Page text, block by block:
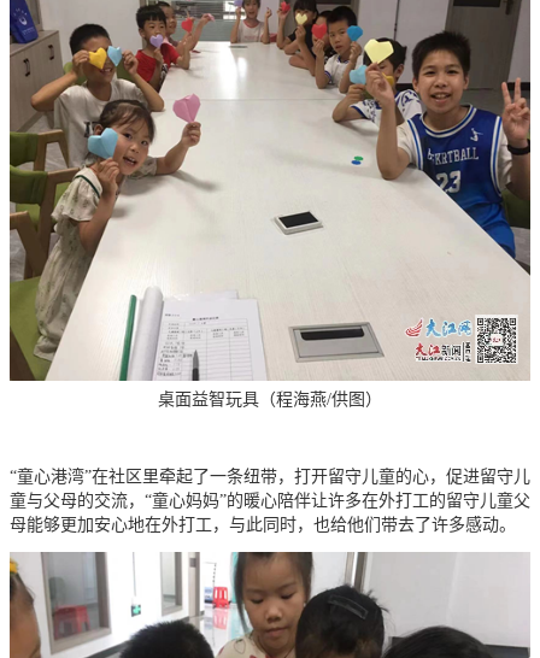
桌面益智玩具（程海燕/供图）
“童心港湾”在社区里牵起了一条纽带，打开留守儿童的心，促进留守儿
童与父母的交流，“童心妈妈”的暖心陪伴让许多在外打工的留守儿童父
母能够更加安心地在外打工，与此同时，也给他们带去了许多感动。